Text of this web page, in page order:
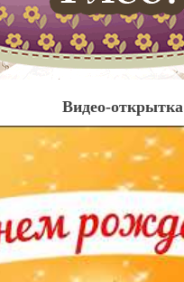
Видео-открытка